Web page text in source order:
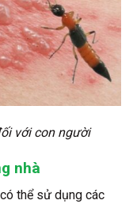
với con người
nhà
thể sử dụng các